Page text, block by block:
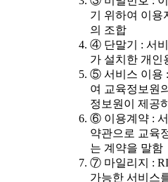
기 위하여 이용
의 조합
④ 단말기 : 서
가 설치한 개인
⑤ 서비스 이용
여 교육정보원
정보원이 제공
⑥ 이용계약 : 서
약관으로 교육
는 계약을 말함
⑦ 마일리지 :
가능한 서비스